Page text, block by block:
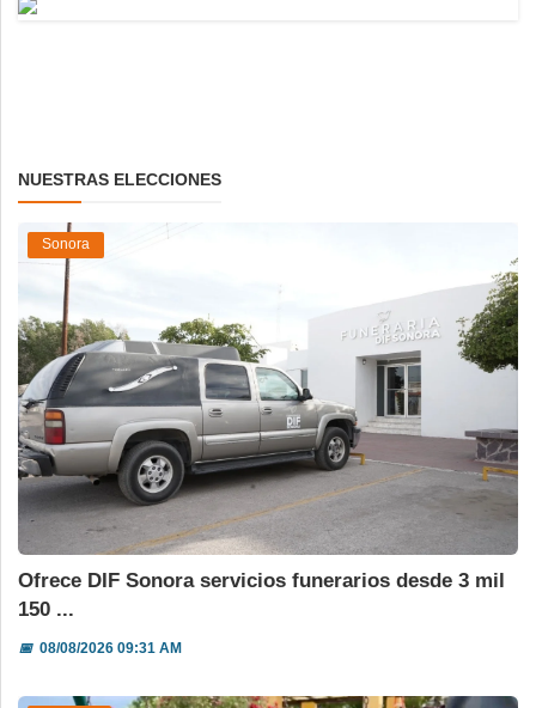
NUESTRAS ELECCIONES
Sonora
Ofrece DIF Sonora servicios funerarios desde 3 mil
150 ...
📅08/08/2026 09:31 AM